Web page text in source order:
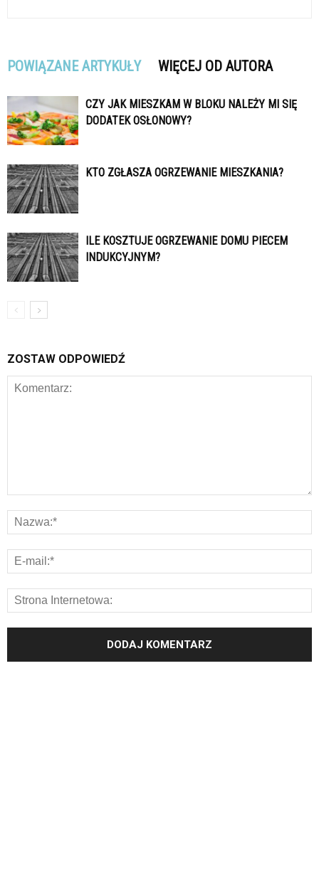
POWIĄZANE ARTYKUŁY WIĘCEJ OD AUTORA
CZY JAK MIESZKAM W BLOKU NALEŻY MI SIĘ
DODATEK OSŁONOWY?
KTO ZGŁASZA OGRZEWANIE MIESZKANIA?
ILE KOSZTUJE OGRZEWANIE DOMU PIECEM
INDUKCYJNYM?
ZOSTAW ODPOWIEDŹ